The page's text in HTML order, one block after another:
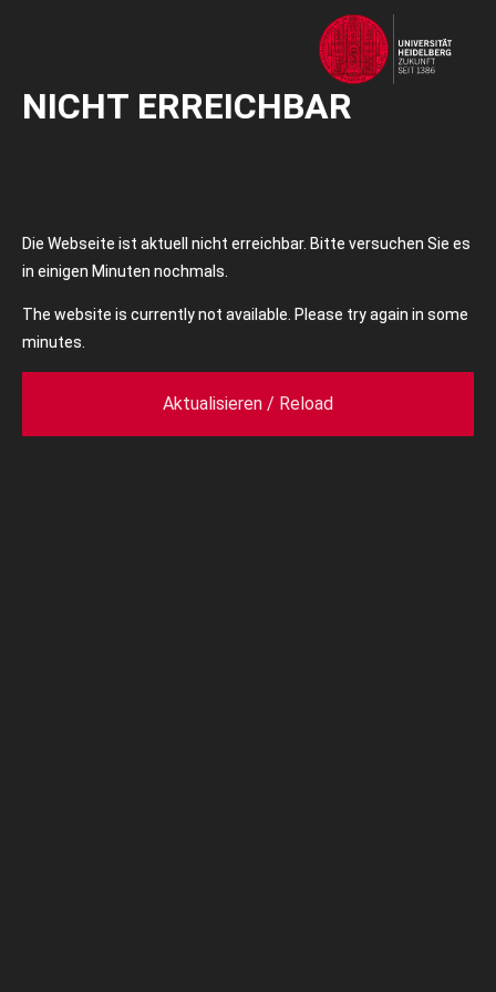
NICHT ERREICHBAR
Die Webseite ist aktuell nicht erreichbar. Bitte versuchen Sie es
in einigen Minuten nochmals.
The website is currently not available. Please try again in some
minutes.
Aktualisieren / Reload